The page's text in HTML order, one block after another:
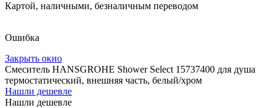
Картой, наличными, безналичным переводом
Ошибка
Закрыть окно
Смеситель HANSGROHE Shower Select 15737400 для душа
термостатический, внешняя часть, белый/хром
Нашли дешевле
Нашли дешевле